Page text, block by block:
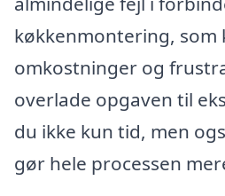
køkkenmontering, som
omkostninger og
overlade opgaven til
du ikke kun tid, men
gør hele processen